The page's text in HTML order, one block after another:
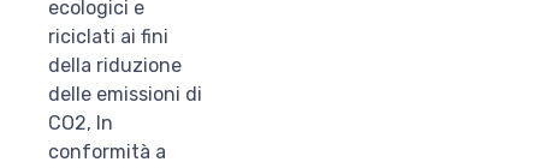
ecologici e
riciclati ai fini
della riduzione
delle emissioni di
CO2, In
conformità a